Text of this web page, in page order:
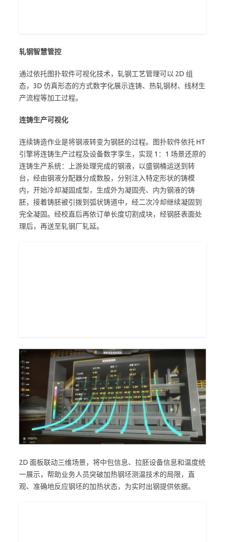
轧钢智慧管控
通过依托图扑软件可视化技术，轧钢工艺管理可以 2D 组
态，3D 仿真形态的方式数字化展示连铸、热轧钢材、线材生
产流程等加工过程。
连铸生产可视化
连续铸造作业是将钢液转变为钢胚的过程。图扑软件依托 HT
引擎将连铸生产过程及设备数字孪生，实现 1：1 场景还原的
连铸生产系统：上游处理完成的钢液，以盛钢桶运送到转
台，经由钢液分配器分成数股，分别注入特定形状的铸模
内，开始冷却凝固成型，生成外为凝固壳、内为钢液的铸
胚，接着铸胚被引拨到弧状铸道中，经二次冷却继续凝固到
完全凝固。经校直后再依订单长度切割成块，经钢胚表面处
理后，再送至轧钢厂轧延。
2D 面板联动三维场景，将中包信息、拉胚设备信息和温度统
一展示，帮助业务人员突破加热钢坯测温技术的局限，直
观、准确地反应钢坯的加热状态，为实时出钢提供依据。